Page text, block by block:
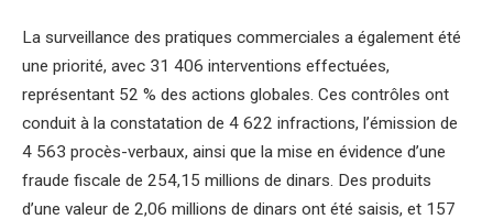
La surveillance des pratiques commerciales a également été
une priorité, avec 31 406 interventions effectuées,
représentant 52 % des actions globales. Ces contrôles ont
conduit à la constatation de 4 622 infractions, l’émission de
4 563 procès-verbaux, ainsi que la mise en évidence d’une
fraude fiscale de 254,15 millions de dinars. Des produits
d’une valeur de 2,06 millions de dinars ont été saisis, et 157